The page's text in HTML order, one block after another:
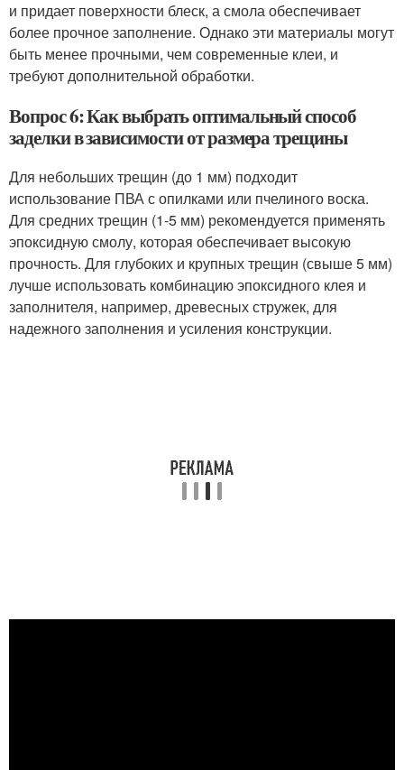
и придает поверхности блеск, а смола обеспечивает
более прочное заполнение. Однако эти материалы могут
быть менее прочными, чем современные клеи, и
требуют дополнительной обработки.
Вопрос 6: Как выбрать оптимальный способ
заделки в зависимости от размера трещины
Для небольших трещин (до 1 мм) подходит
использование ПВА с опилками или пчелиного воска.
Для средних трещин (1-5 мм) рекомендуется применять
эпоксидную смолу, которая обеспечивает высокую
прочность. Для глубоких и крупных трещин (свыше 5 мм)
лучше использовать комбинацию эпоксидного клея и
заполнителя, например, древесных стружек, для
надежного заполнения и усиления конструкции.